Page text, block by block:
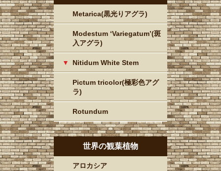
Metarica(黒光りアグラ)
Modestum ‘Variegatum’(斑
入アグラ)
Nitidum White Stem
Pictum tricolor(極彩色アグ
ラ)
Rotundum
世界の観葉植物
アロカシア